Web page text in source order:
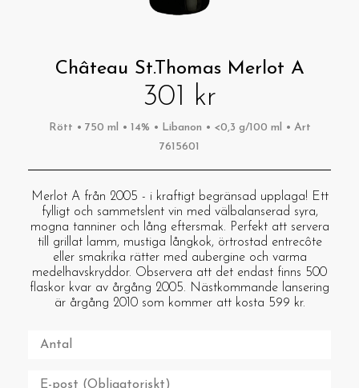
Château St.Thomas Merlot A
301 kr
Rött • 750 ml • 14% • Libanon • <0,3 g/100 ml • Art
7615601
Merlot A från 2005 - i kraftigt begränsad upplaga! Ett
fylligt och sammetslent vin med välbalanserad syra,
mogna tanniner och lång eftersmak. Perfekt att servera
till grillat lamm, mustiga långkok, örtrostad entrecôte
eller smakrika rätter med aubergine och varma
medelhavskryddor. Observera att det endast finns 500
flaskor kvar av årgång 2005. Nästkommande lansering
är årgång 2010 som kommer att kosta 599 kr.